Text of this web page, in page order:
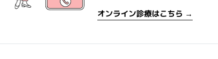
オンライン診療はこちら →